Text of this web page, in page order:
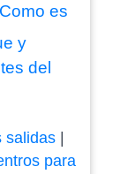
es
y
del
salidas|
para